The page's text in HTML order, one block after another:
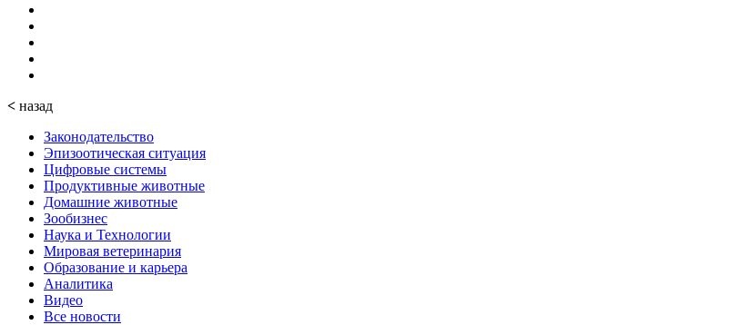
< назад
Законодательство
Эпизоотическая ситуация
Цифровые системы
Продуктивные животные
Домашние животные
Зообизнес
Наука и Технологии
Мировая ветеринария
Образование и карьера
Аналитика
Видео
Все новости